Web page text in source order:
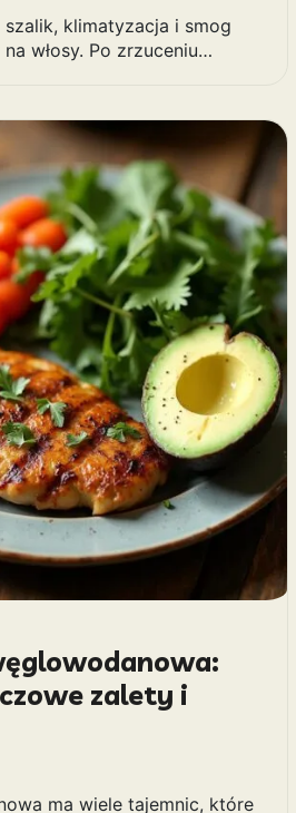
– Na co zwrócić
nie tylko miłośników
tych, którzy pragną aktywnie